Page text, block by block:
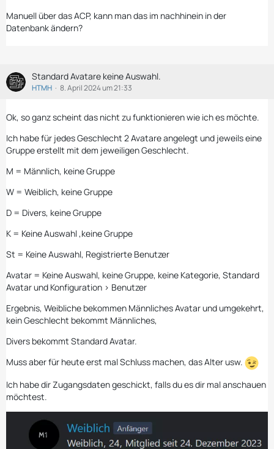
Manuell über das ACP, kann man das im nachhinein in der
Datenbank ändern?
Standard Avatare keine Auswahl.
HTMH 8. April 2024 um 21:33
Ok, so ganz scheint das nicht zu funktionieren wie ich es möchte.
Ich habe für jedes Geschlecht 2 Avatare angelegt und jeweils eine
Gruppe erstellt mit dem jeweiligen Geschlecht.
M = Männlich, keine Gruppe
W = Weiblich, keine Gruppe
D = Divers, keine Gruppe
K = Keine Auswahl ,keine Gruppe
St = Keine Auswahl, Registrierte Benutzer
Avatar = Keine Auswahl, keine Gruppe, keine Kategorie, Standard
Avatar und Konfiguration > Benutzer
Ergebnis, Weibliche bekommen Männliches Avatar und umgekehrt,
kein Geschlecht bekommt Männliches,
Divers bekommt Standard Avatar.
Muss aber für heute erst mal Schluss machen, das Alter usw.
Ich habe dir Zugangsdaten geschickt, falls du es dir mal anschauen
möchtest.